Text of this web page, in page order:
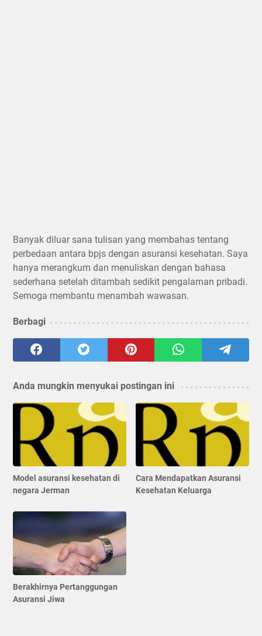
Banyak diluar sana tulisan yang membahas tentang
perbedaan antara bpjs dengan asuransi kesehatan. Saya
hanya merangkum dan menuliskan dengan bahasa
sederhana setelah ditambah sedikit pengalaman pribadi.
Semoga membantu menambah wawasan.
Berbagi
Anda mungkin menyukai postingan ini
Model asuransi kesehatan di
negara Jerman
Cara Mendapatkan Asuransi
Kesehatan Keluarga
Berakhirnya Pertanggungan
Asuransi Jiwa